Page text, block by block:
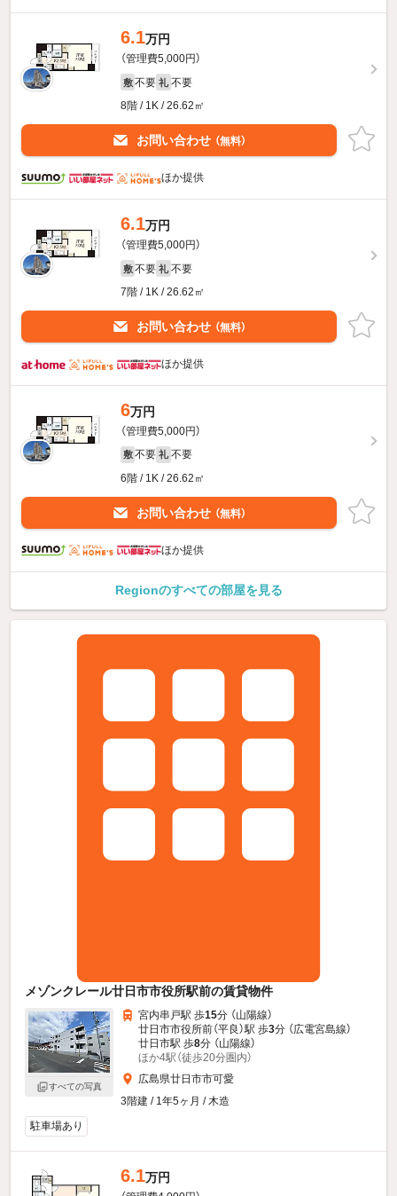
6.1万円
（管理費5,000円）
敷 不要 礼 不要
8階 / 1K / 26.62㎡
お問い合わせ （無料）
ほか提供
6.1万円
（管理費5,000円）
敷 不要 礼 不要
7階 / 1K / 26.62㎡
お問い合わせ （無料）
ほか提供
6万円
（管理費5,000円）
敷 不要 礼 不要
6階 / 1K / 26.62㎡
お問い合わせ （無料）
ほか提供
Regionのすべての部屋を見る
メゾンクレール廿日市市役所駅前の賃貸物件
すべての写真
宮内串戸駅 歩15分 （山陽線）
廿日市市役所前（平良）駅 歩3分 （広電宮島線）
廿日市駅 歩8分 （山陽線）
ほか4駅（徒歩20分圏内）
広島県廿日市市可愛
3階建 / 1年5ヶ月 / 木造
駐車場あり
6.1万円